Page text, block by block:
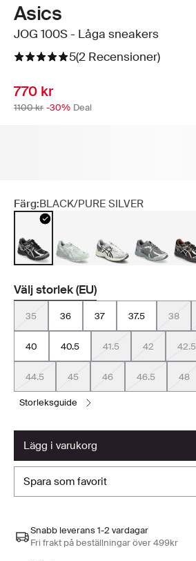
Asics
JOG 100S - Låga sneakers
5(2 Recensioner)
770 kr
1100 kr -30% Deal
Färg:BLACK/PURE SILVER
Välj storlek (EU)
35 36 37 37.5 38
40 40.5 41.5 42 42.5
44.5 45 46 46.5 48
storleksguide
lägg i varukorg
spara som favorit
Snabb leverans 1-2 vardagar
Fri frakt på beställningar över 499kr